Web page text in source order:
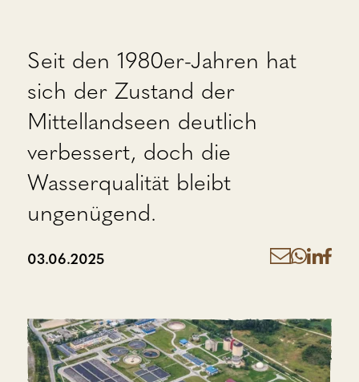
Seit den 1980er-Jahren hat
sich der Zustand der
Mittellandseen deutlich
verbessert, doch die
Wasserqualität bleibt
ungenügend.
03.06.2025